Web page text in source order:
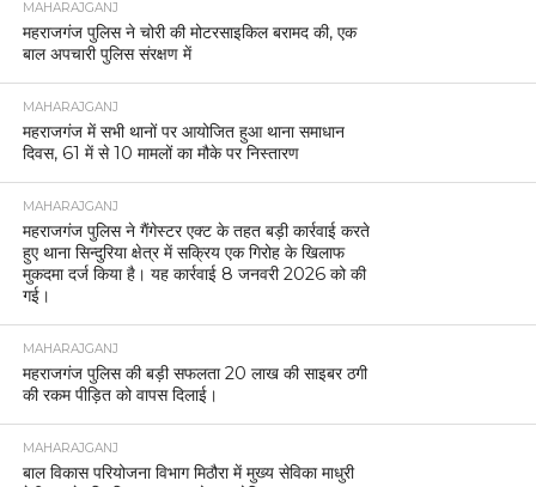
MAHARAJGANJ
महराजगंज पुलिस ने चोरी की मोटरसाइकिल बरामद की, एक
बाल अपचारी पुलिस संरक्षण में
MAHARAJGANJ
महराजगंज में सभी थानों पर आयोजित हुआ थाना समाधान
दिवस, 61 में से 10 मामलों का मौके पर निस्तारण
MAHARAJGANJ
महराजगंज पुलिस ने गैंगेस्टर एक्ट के तहत बड़ी कार्रवाई करते
हुए थाना सिन्दुरिया क्षेत्र में सक्रिय एक गिरोह के खिलाफ
मुकदमा दर्ज किया है। यह कार्रवाई 8 जनवरी 2026 को की
गई।
MAHARAJGANJ
महराजगंज पुलिस की बड़ी सफलता 20 लाख की साइबर ठगी
की रकम पीड़ित को वापस दिलाई।
MAHARAJGANJ
बाल विकास परियोजना विभाग मिठौरा में मुख्य सेविका माधुरी